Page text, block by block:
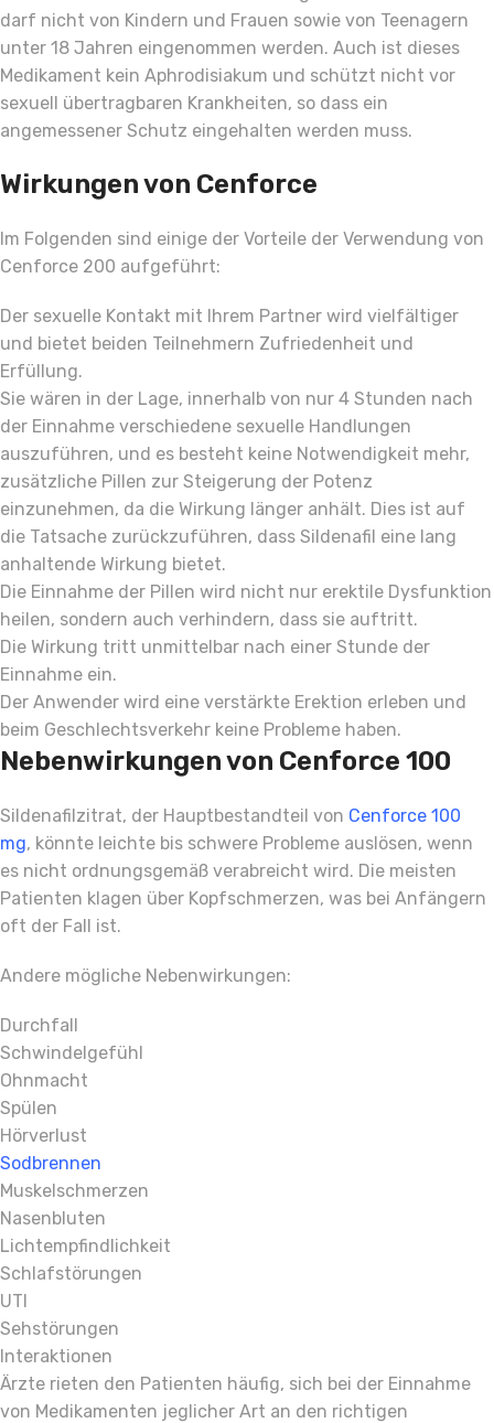
darf nicht von Kindern und Frauen sowie von Teenagern
unter 18 Jahren eingenommen werden. Auch ist dieses
Medikament kein Aphrodisiakum und schützt nicht vor
sexuell übertragbaren Krankheiten, so dass ein
angemessener Schutz eingehalten werden muss.
Wirkungen von Cenforce
Im Folgenden sind einige der Vorteile der Verwendung von
Cenforce 200 aufgeführt:
Der sexuelle Kontakt mit Ihrem Partner wird vielfältiger
und bietet beiden Teilnehmern Zufriedenheit und
Erfüllung.
Sie wären in der Lage, innerhalb von nur 4 Stunden nach
der Einnahme verschiedene sexuelle Handlungen
auszuführen, und es besteht keine Notwendigkeit mehr,
zusätzliche Pillen zur Steigerung der Potenz
einzunehmen, da die Wirkung länger anhält. Dies ist auf
die Tatsache zurückzuführen, dass Sildenafil eine lang
anhaltende Wirkung bietet.
Die Einnahme der Pillen wird nicht nur erektile Dysfunktion
heilen, sondern auch verhindern, dass sie auftritt.
Die Wirkung tritt unmittelbar nach einer Stunde der
Einnahme ein.
Der Anwender wird eine verstärkte Erektion erleben und
beim Geschlechtsverkehr keine Probleme haben.
Nebenwirkungen von Cenforce 100
Sildenafilzitrat, der Hauptbestandteil von Cenforce 100
mg, könnte leichte bis schwere Probleme auslösen, wenn
es nicht ordnungsgemäß verabreicht wird. Die meisten
Patienten klagen über Kopfschmerzen, was bei Anfängern
oft der Fall ist.
Andere mögliche Nebenwirkungen:
Durchfall
Schwindelgefühl
Ohnmacht
Spülen
Hörverlust
Sodbrennen
Muskelschmerzen
Nasenbluten
Lichtempfindlichkeit
Schlafstörungen
UTI
Sehstörungen
Interaktionen
Ärzte rieten den Patienten häufig, sich bei der Einnahme
von Medikamenten jeglicher Art an den richtigen